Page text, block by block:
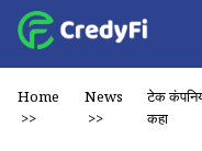
Home
>>
News
>>
टेक
कहा